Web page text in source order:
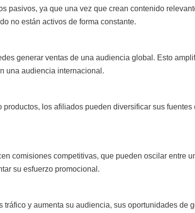
pasivos, ya que una vez que crean contenido
no están activos de forma constante.
generar ventas de una audiencia global. Esto
una audiencia internacional.
los afiliados pueden diversificar sus
comisiones competitivas, que pueden oscilar entre
su esfuerzo promocional.
tráfico y aumenta su audiencia, sus oportunidades de